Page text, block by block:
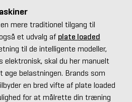
mere traditionel tilgang til
et udvalg af plate loaded
til de intelligente modeller,
elektronisk, skal du her manuelt
belastningen. Brands som
en bred vifte af plate loaded
for at målrette din træning